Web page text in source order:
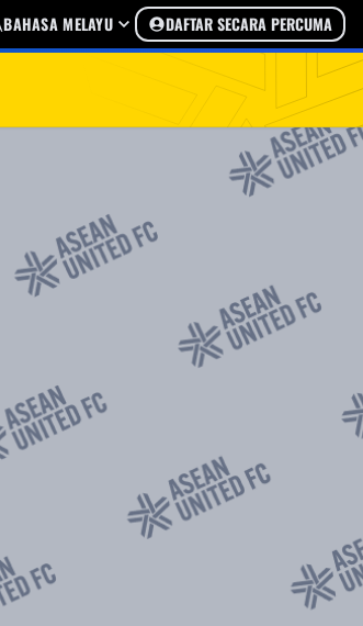
BAHASA MELAYU DAFTAR SECARA PERCUMA